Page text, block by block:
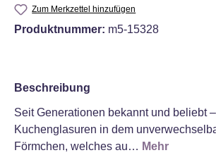
Zum Merkzettel hinzufügen
Produktnummer: m5-15328
Beschreibung
Seit Generationen bekannt und beliebt
Kuchenglasuren in dem
Förmchen, welches au… Mehr